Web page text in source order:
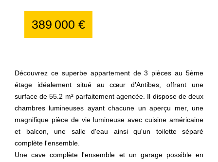
389 000 €
Découvrez ce superbe appartement de 3 pièces au 5ème
étage idéalement situé au cœur d'Antibes, offrant une
surface de 55.2 m² parfaitement agencée. Il dispose de deux
chambres lumineuses ayant chacune un aperçu mer, une
magnifique pièce de vie lumineuse avec cuisine américaine
et balcon, une salle d'eau ainsi qu'un toilette séparé
complète l'ensemble.
Une cave complète l'ensemble et un garage possible en